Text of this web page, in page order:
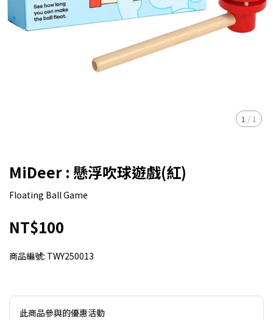
1 / 1
MiDeer : 懸浮吹球遊戲(紅)
Floating Ball Game
NT$100
商品編號: TWY250013
此商品參與的優惠活動